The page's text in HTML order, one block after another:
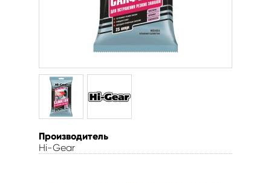
Производитель
Hi-Gear